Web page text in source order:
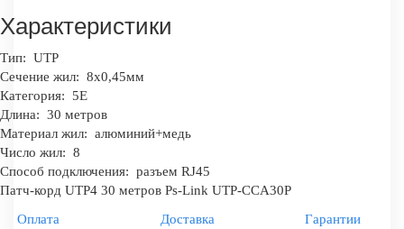
Характеристики
Тип: UTP
Сечение жил: 8x0,45мм
Категория:
5E
Длина: 30 метров
Материал жил: алюминий+медь
Число жил: 8
Способ подключения: разъем RJ45
Патч-корд UTP4 30 метров Ps-Link UTP-CCA30P
Оплата
Доставка Гарантии